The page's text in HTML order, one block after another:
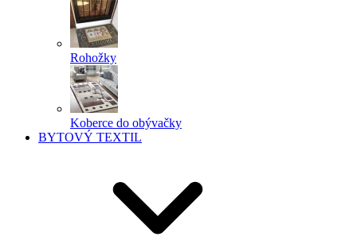
Rohožky
Koberce do obývačky
BYTOVÝ TEXTIL